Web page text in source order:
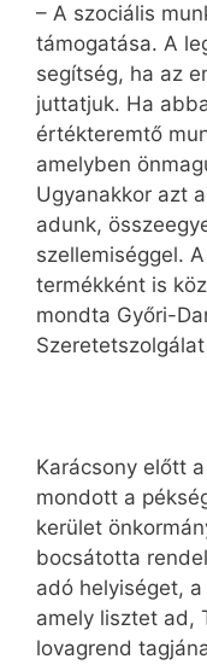
– A szociális
támogatása. A
segítség, ha az
juttatjuk. Ha
értékteremtő
amelyben
Ugyanakkor azt
adunk,
szellemiséggel.
termékként is
mondta Győri-
Karácsony előtt
mondott a
kerület
bocsátotta
adó helyiséget,
amely lisztet ad,
lovagrend